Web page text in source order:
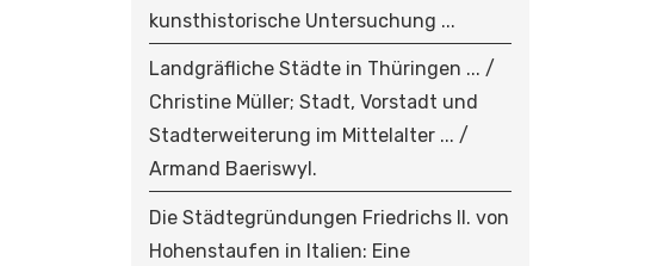
kunsthistorische Untersuchung ...
Landgräfliche Städte in Thüringen ... /
Christine Müller; Stadt, Vorstadt und
Stadterweiterung im Mittelalter ... /
Armand Baeriswyl.
Die Städtegründungen Friedrichs II. von
Hohenstaufen in Italien: Eine